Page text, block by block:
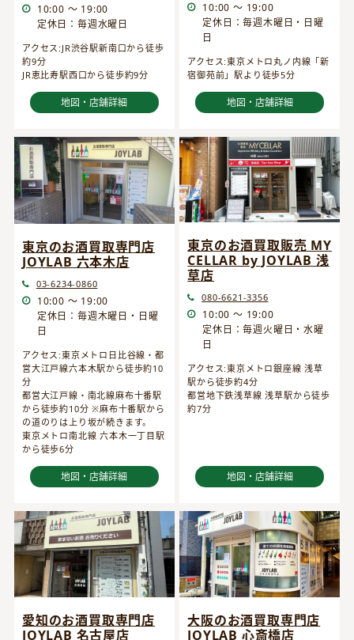
10:00 ～ 19:00
定休日：毎週水曜日
アクセス:JR渋谷駅新南口から徒歩
約9分
JR恵比寿駅西口から徒歩約9分
地図・店舗詳細
10:00 ～ 19:00
定休日：毎週木曜日・日曜
日
アクセス:東京メトロ丸ノ内線「新
宿御苑前」駅より徒歩5分
地図・店舗詳細
東京のお酒買取専門店
JOYLAB 六本木店
03-6234-0860
10:00 ～ 19:00
定休日：毎週木曜日・日曜
日
アクセス:東京メトロ日比谷線・都
営大江戸線六本木駅から徒歩約10
分
都営大江戸線・南北線麻布十番駅
から徒歩約10分 ※麻布十番駅から
の道のりは上り坂が続きます。
東京メトロ南北線 六本木一丁目駅
から徒歩6分
地図・店舗詳細
東京のお酒買取販売 MY
CELLAR by JOYLAB 浅
草店
080-6621-3356
10:00 ～ 19:00
定休日：毎週火曜日・水曜
日
アクセス:東京メトロ銀座線 浅草
駅から徒歩約4分
都営地下鉄浅草線 浅草駅から徒歩
約7分
地図・店舗詳細
愛知のお酒買取専門店
JOYLAB 名古屋店
大阪のお酒買取専門店
JOYLAB 心斎橋店